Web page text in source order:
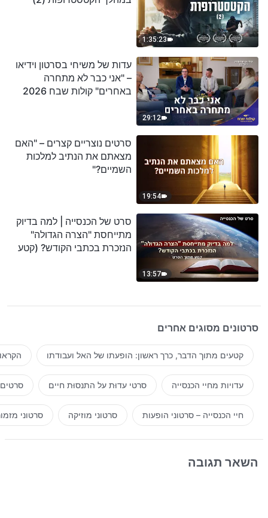
1:35:23
29:12
עדות של משיחי בסרטון וידיאו
– "אני כבר לא מתחרה
באחרים" קולות שבח 2026
19:54
סרטים נוצריים קצרים – "האם
מצאתם את הנתיב למלכות
השמיים?"
13:57
סרט של הכנסייה | למה בדיוק
מתייחסת "הצרה הגדולה"
הנזכרת בכתבי הקודש? (קטע
סרטונים מסוגים אחרים
קטעים מתוך הדבר, כרך ראשון: הופעתו של האל ועבודתו
עדויות מחיי הכנסייה סרטי עדוּת על התנסוּת חיים
חיי הכנסייה – סרטוני הופעות סרטוני מוזיקה סרטוני
השאר תגובה